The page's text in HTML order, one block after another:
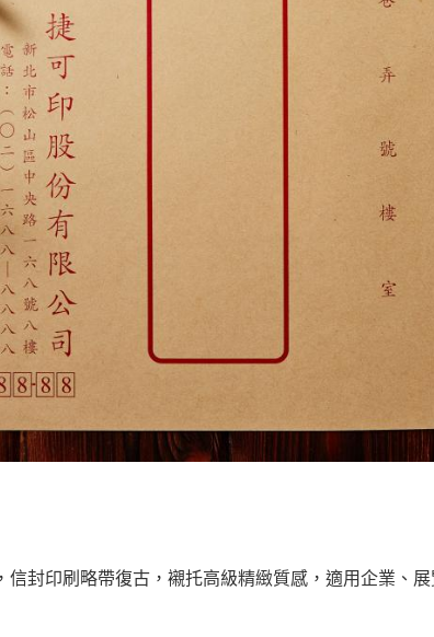
封印刷略帶復古，襯托高級精緻質感，適用企業、